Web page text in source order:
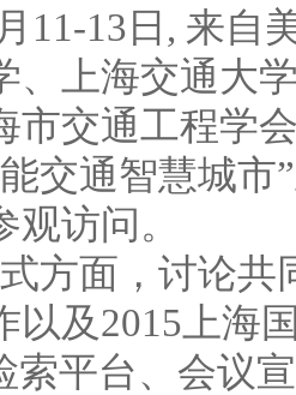
11-13日, 来自
、上海交通大
市交通工程学
交通智慧城
访问。
面，讨论共
以及2015上海
索平台、会议